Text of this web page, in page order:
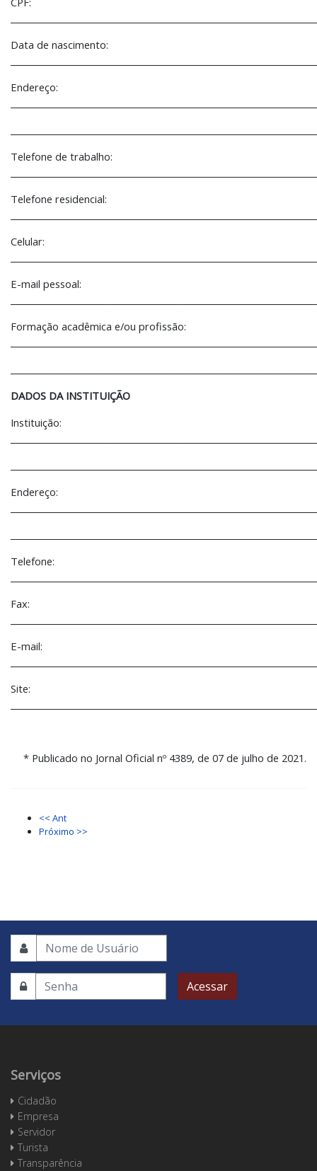
Data de nascimento:
Endereço:
Telefone de trabalho:
Telefone residencial:
Celular:
E-mail pessoal:
Formação acadêmica e/ou profissão:
DADOS DA INSTITUIÇÃO
Instituição:
Endereço:
Telefone:
Fax:
E-mail:
Site:
* Publicado no Jornal Oficial nº 4389, de 07 de julho de 2021.
<< Ant
Próximo >>
Acessar
Serviços
Cidadão
Empresa
Servidor
Turista
Transparência